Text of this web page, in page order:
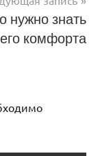
нужно знать
комфорта